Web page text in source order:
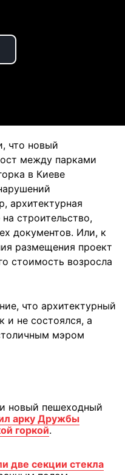
что новый
между парками
в Киеве
архитектурная
строительство,
документов. Или, к
размещения проект
стоимость возросла
что архитектурный
и не состоялся, а
мэром
новый пешеходный
арку Дружбы
горкой.
две секции стекла